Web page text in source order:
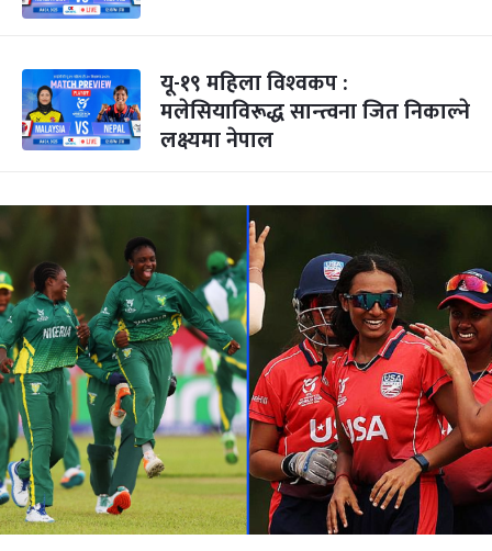
यू-१९ महिला विश्‍वकप :
मलेसियाविरूद्ध सान्त्वना जित निकाल्ने
लक्ष्यमा नेपाल